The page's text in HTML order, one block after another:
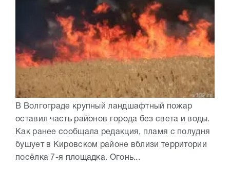
В Волгограде крупный ландшафтный пожар
оставил часть районов города без света и воды.
Как ранее сообщала редакция, пламя с полудня
бушует в Кировском районе вблизи территории
посёлка 7-я площадка. Огонь...